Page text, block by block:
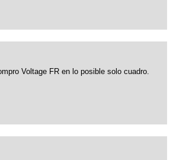
Voltage FR en lo posible solo cuadro.